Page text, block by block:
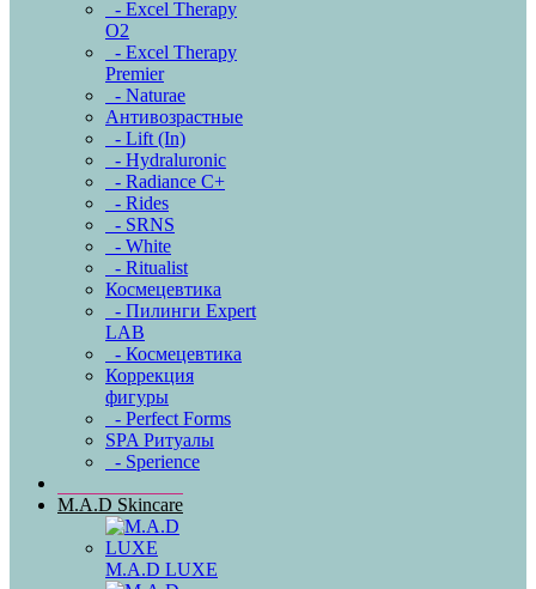
- Excel Therapy
O2
- Excel Therapy
Premier
- Naturae
Антивозрастные
- Lift (In)
- Hydraluronic
- Radiance C+
- Rides
- SRNS
- White
- Ritualist
Космецевтика
- Пилинги Expert
LAB
- Космецевтика
Коррекция
фигуры
- Perfect Forms
SPA Ритуалы
- Sperience
M.A.D Skincare
M.A.D LUXE